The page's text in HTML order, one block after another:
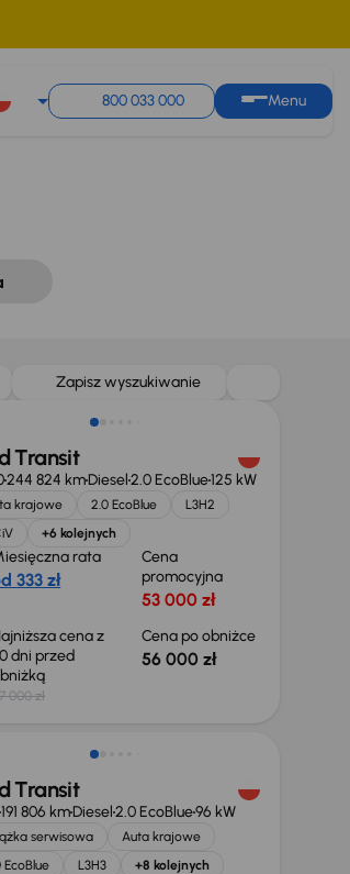
800 033 000 Menu
Zapisz wyszukiwanie
Taniej o 1 000 zł
Transit
244 824 kmDiesel2.0 EcoBlue125 kW
krajowe 2.0 EcoBlue
L3H2
+6 kolejnych
rata
333 zł
Cena
promocyjna
53 000 zł
cena z
dni przed
000 zł
Cena po obniżce
56 000 zł
o 2 000 zł
Transit
191 806 kmDiesel2.0 EcoBlue96 kW
serwisowa
Auta krajowe
EcoBlue
L3H3 +8 kolejnych